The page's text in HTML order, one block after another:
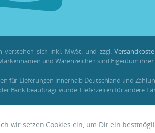
verstehen sich inkl. MwSt. und zzgl.
und Warenzeichen sind Eigentum
für Lieferungen innerhalb Deutschland und
Bank beauftragt wurde. Lieferzeiten für andere
wir setzen Cookies ein, um Dir ein